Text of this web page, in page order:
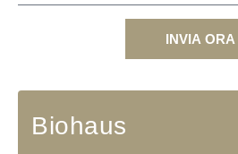
INVIA ORA
Biohaus